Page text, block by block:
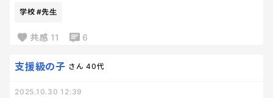
ないし、、、、
しんっっど！！
学校 #先生
共感 11 6
支援級の子 さん 40代
2025.10.30 12:39